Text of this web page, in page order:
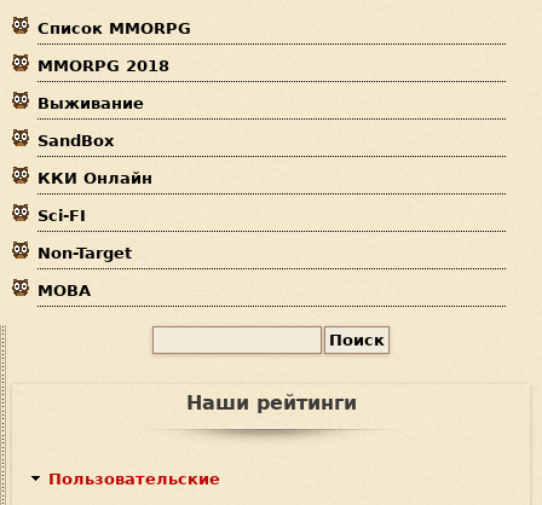
з
д
е
с
ь
Список MMORPG
MMORPG 2018
Выживание
SandBox
ККИ Онлайн
Sci-FI
Non-Target
MOBA
Наши рейтинги
Пользовательские